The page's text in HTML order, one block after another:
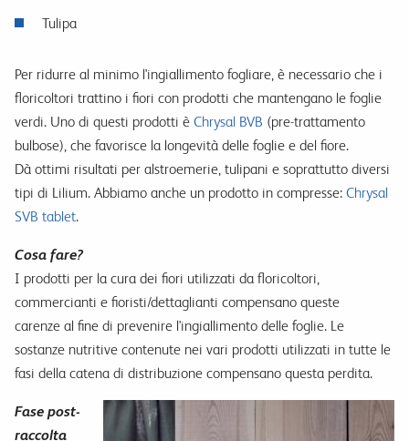
Tulipa
Per ridurre al minimo l'ingiallimento fogliare, è necessario che i
floricoltori trattino i fiori con prodotti che mantengano le foglie
verdi. Uno di questi prodotti è Chrysal BVB (pre-trattamento
bulbose), che favorisce la longevità delle foglie e del fiore.
Dà ottimi risultati per alstroemerie, tulipani e soprattutto diversi
tipi di Lilium. Abbiamo anche un prodotto in compresse: Chrysal
SVB tablet.
Cosa fare?
I prodotti per la cura dei fiori utilizzati da floricoltori,
commercianti e fioristi/dettaglianti compensano queste
carenze al fine di prevenire l'ingiallimento delle foglie. Le
sostanze nutritive contenute nei vari prodotti utilizzati in tutte le
fasi della catena di distribuzione compensano questa perdita.
Fase post-
raccolta